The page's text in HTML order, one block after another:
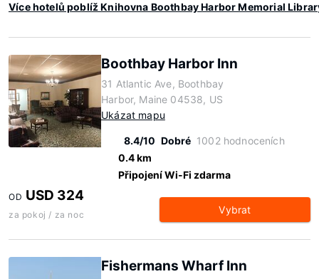
Více hotelů poblíž Knihovna Boothbay Harbor Memorial
Boothbay Harbor Inn
31 Atlantic Ave, Boothbay
Harbor, Maine 04538, US
Ukázat mapu
8.4/10 Dobré 1002 hodnoceních
0.4 km
Připojení Wi-Fi zdarma
OD USD 324
za pokoj / za noc Vybrat
Fishermans Wharf Inn